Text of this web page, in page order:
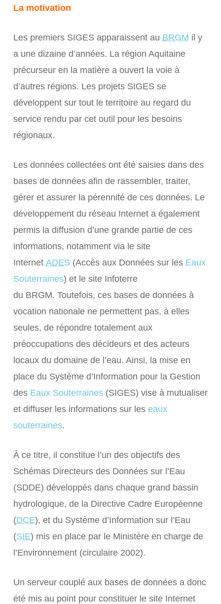
La motivation
Les premiers SIGES apparaissent au BRGM il y
a une dizaine d’années. La région Aquitaine
précurseur en la matière a ouvert la voie à
d’autres régions. Les projets SIGES se
développent sur tout le territoire au regard du
service rendu par cet outil pour les besoins
régionaux.
Les données collectées ont été saisies dans des
bases de données afin de rassembler, traiter,
gérer et assurer la pérennité de ces données. Le
développement du réseau Internet a également
permis la diffusion d’une grande partie de ces
informations, notamment via le site
Internet ADES (Accès aux Données sur les Eaux
Souterraines) et le site Infoterre
du BRGM. Toutefois, ces bases de données à
vocation nationale ne permettent pas, à elles
seules, de répondre totalement aux
préoccupations des décideurs et des acteurs
locaux du domaine de l’eau. Ainsi, la mise en
place du Système d’Information pour la Gestion
des Eaux Souterraines(SIGES) vise à mutualiser
et diffuser les informations sur les eaux
souterraines.
À ce titre, il constitue l’un des objectifs des
Schémas Directeurs des Données sur l’Eau
(SDDE) développés dans chaque grand bassin
hydrologique, de la Directive Cadre Européenne
(DCE), et du Système d’Information sur l’Eau
(SIE) mis en place par le Ministère en charge de
l’Environnement (circulaire 2002).
Un serveur couplé aux bases de données a donc
été mis au point pour constituer le site Internet